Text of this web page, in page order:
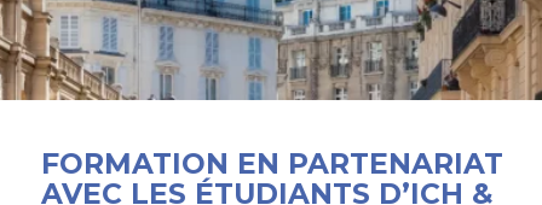
FORMATION EN PARTENARIAT
AVEC LES ÉTUDIANTS D’ICH &